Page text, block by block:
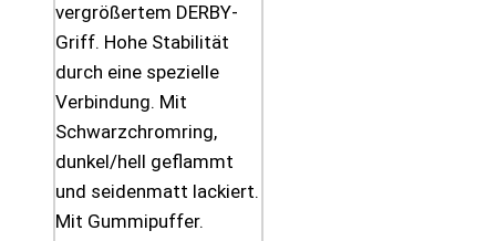
vergrößertem DERBY-
Griff. Hohe Stabilität
durch eine spezielle
Verbindung. Mit
Schwarzchromring,
dunkel/hell geflammt
und seidenmatt lackiert.
Mit Gummipuffer.